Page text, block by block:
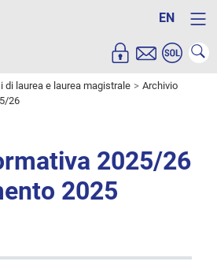
EN
di laurea e laurea magistrale
Archivio
26
2025/26
2025